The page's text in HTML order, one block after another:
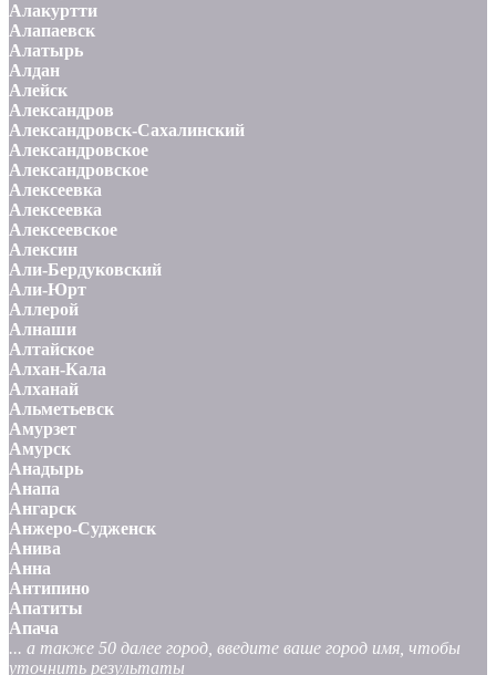
Алакуртти
Алапаевск
Алатырь
Алдан
Алейск
Александров
Александровск-Сахалинский
Александровское
Александровское
Алексеевка
Алексеевка
Алексеевское
Алексин
Али-Бердуковский
Али-Юрт
Аллерой
Алнаши
Алтайское
Алхан-Кала
Алханай
Альметьевск
Амурзет
Амурск
Анадырь
Анапа
Ангарск
Анжеро-Судженск
Анива
Анна
Антипино
Апатиты
Апача
... а также 50 далее город, введите ваше город имя, чтобы
уточнить результаты